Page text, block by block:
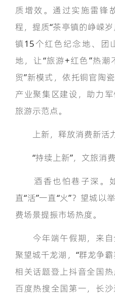
质增效。通过实施雷锋
程，提质“茶亭镇的峥嵘
镇15个红色纪念地、团
地，让“旅游+红色”热
贸”新模式，依托铜官陶
产业聚集区建设，助力
旅游示范点。
上新，释放消费新活
“持续上新”，文旅消费
酒香也怕巷子深。
直“活”一直“火”？望城以
费场景提振市场热度。
今年端午假期，来自
聚望城千龙湖，“群龙争
相关话题登上抖音全国热
百度热搜全国第一，长